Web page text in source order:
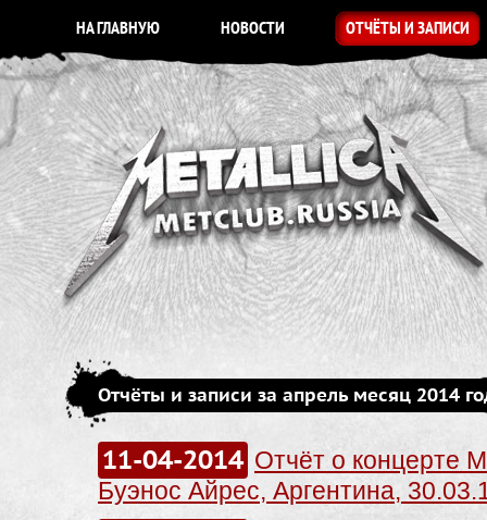
НА ГЛАВНУЮ НОВОСТИ ОТЧЁТЫ И ЗАПИСИ
Отчёты и записи за апрель месяц 2014
11-04-2014 Отчёт о концерте
Буэнос Айрес, Аргентина,